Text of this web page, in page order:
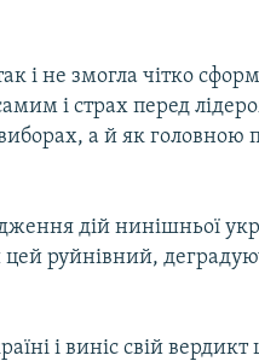
і не змогла чітко
і страх перед
а й як головною
дій нинішньої
руйнівний,
і виніс свій вердикт